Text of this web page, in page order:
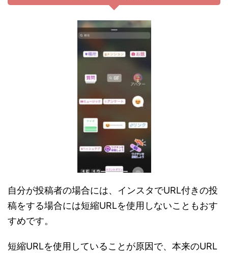
自分が投稿者の場合には、インスタでURL付きの投
稿をする場合には短縮URLを使用しないこともおす
すめです。
短縮URLを使用していることが原因で、本来のURL